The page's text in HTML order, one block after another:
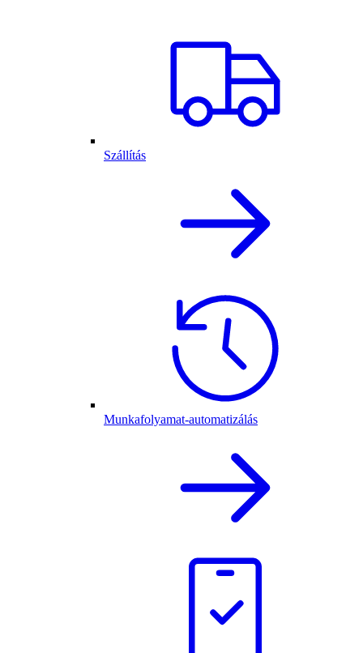
Szállítás
Munkafolyamat-automatizálás